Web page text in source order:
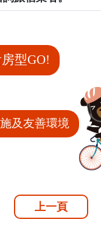
型GO!
及友善環境
上一頁